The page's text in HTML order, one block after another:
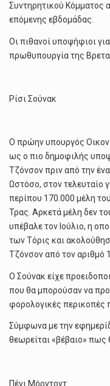
Συντηρητικού Κόμματος
επόμενης εβδομάδας.
Οι πιθανοί υποψήφιοι
πρωθυπουργία της
Ρίσι Σούνακ
Ο πρώην υπουργός
ως ο πιο δημοφιλής
Τζόνσον πριν από την
Ωστόσο, στον τελευταίο
περίπου 170.000 μέλη
Τρας. Αρκετά μέλη δεν
υπέβαλε τον Ιούλιο, η
των Τόρις και
Τζόνσον από τον αριθμό
Ο Σούνακ είχε
που θα μπορούσαν να
φορολογικές περικοπές
Σύμφωνα με την
θεωρείται «βέβαιο» πως
Πένι Μόρντοντ